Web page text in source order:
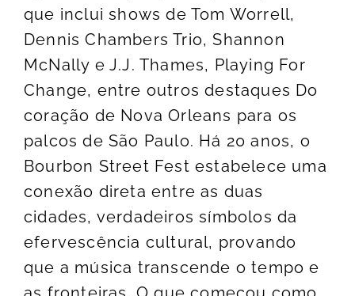
que inclui shows de Tom Worrell,
Dennis Chambers Trio, Shannon
McNally e J.J. Thames, Playing For
Change, entre outros destaques Do
coração de Nova Orleans para os
palcos de São Paulo. Há 20 anos, o
Bourbon Street Fest estabelece uma
conexão direta entre as duas
cidades, verdadeiros símbolos da
efervescência cultural, provando
que a música transcende o tempo e